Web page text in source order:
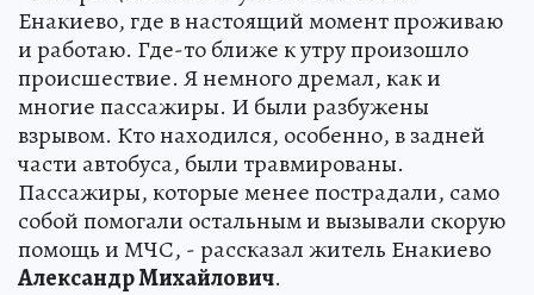
Енакиево, где в настоящий момент проживаю
и работаю. Где-то ближе к утру произошло
происшествие. Я немного дремал, как и
многие пассажиры. И были разбужены
взрывом. Кто находился, особенно, в задней
части автобуса, были травмированы.
Пассажиры, которые менее пострадали, само
собой помогали остальным и вызывали скорую
помощь и МЧС, - рассказал житель Енакиево
Александр Михайлович.